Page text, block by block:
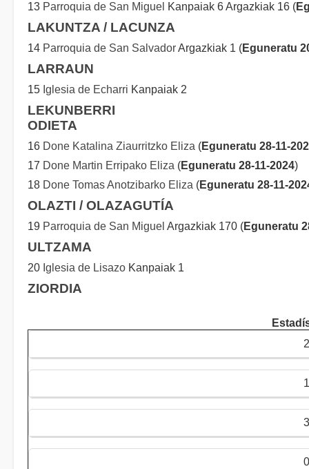
13 Parroquia de San Miguel Kanpaiak 6 Argazkiak 16 (
LAKUNTZA / LACUNZA
14 Parroquia de San SalvadorArgazkiak 1 (Eguneratu
LARRAUN
15 Iglesia de Echarri Kanpaiak 2
LEKUNBERRI
ODIETA
16 Done Katalina Ziaurritzko Eliza (Eguneratu 28-11-
17 Done Martin Erripako Eliza (Eguneratu 28-11-2024)
18 Done Tomas Anotzibarko Eliza (Eguneratu 28-11-
OLAZTI / OLAZAGUTÍA
19 Parroquia de San Miguel Argazkiak 170 (Eguneratu
ULTZAMA
20 Iglesia de Lisazo Kanpaiak 1
ZIORDIA
3
0